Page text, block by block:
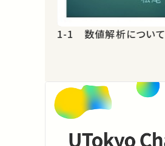
1-1 数値解析について